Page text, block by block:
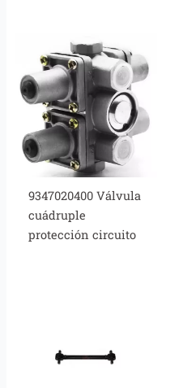
9347020400 Válvula
cuádruple
protección circuito